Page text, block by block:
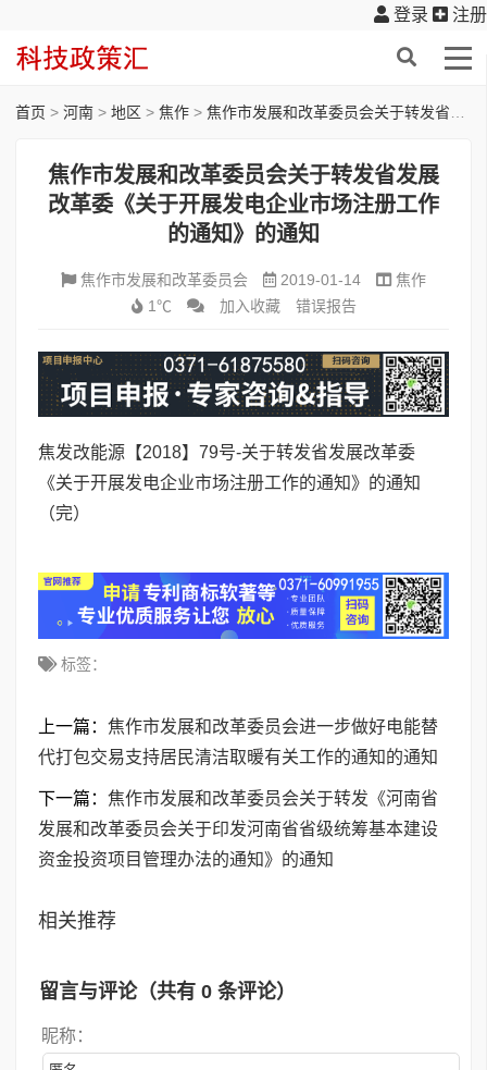
登录 注册
首页 > 河南 > 地区 > 焦作 > 焦作市发展和改革委员会关于转发省发展改革委《关于开展发电企业市场注册工作的通知》的通知
焦作市发展和改革委员会关于转发省发展
改革委《关于开展发电企业市场注册工作
的通知》的通知
焦作市发展和改革委员会 2019-01-14
焦作
1℃
加入收藏 错误报告
焦发改能源【2018】79号-关于转发省发展改革委
《关于开展发电企业市场注册工作的通知》的通知
（完）
标签：
上一篇： 焦作市发展和改革委员会进一步做好电能替
代打包交易支持居民清洁取暖有关工作的通知的通知
下一篇： 焦作市发展和改革委员会关于转发《河南省
发展和改革委员会关于印发河南省省级统筹基本建设
资金投资项目管理办法的通知》的通知
相关推荐
留言与评论（共有 0 条评论）
昵称：